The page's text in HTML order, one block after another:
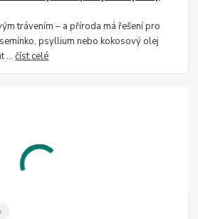
trávením – a příroda má řešení pro
psyllium nebo kokosový olej
...číst celé